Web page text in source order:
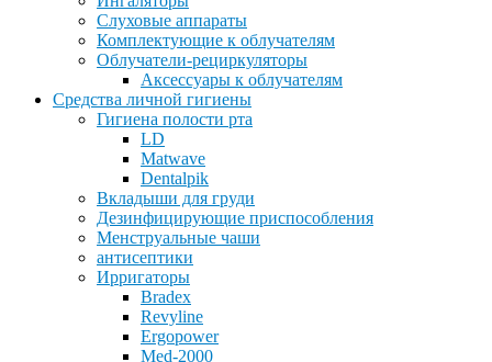
Слуховые аппараты
Комплектующие к облучателям
Облучатели-рециркуляторы
Аксессуары к облучателям
Средства личной гигиены
Гигиена полости рта
LD
Matwave
Dentalpik
Вкладыши для груди
Дезинфицирующие приспособления
Менструальные чаши
антисептики
Ирригаторы
Bradex
Revyline
Ergopower
Med-2000